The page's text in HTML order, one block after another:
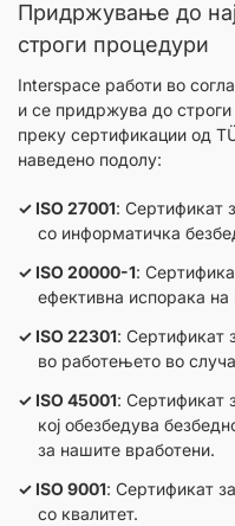
Придржување до
строги процедури
Interspace работи во
и се придржува до
преку сертификации од
наведено подолу:
ISO 27001: Сертификат
со информатичка
ISO 20000-1:
ефективна испорака на
ISO 22301: Сертификат
во работењето во
ISO 45001: Сертификат
кој обезбедува
за нашите вработени.
ISO 9001: Сертификат
со квалитет.